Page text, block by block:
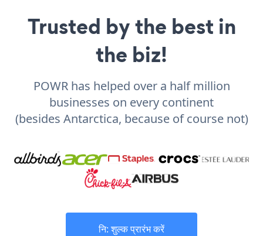
Trusted by the best in
the biz!
POWR has helped over a half million
businesses on every continent
(besides Antarctica, because of course not)
नि: शुल्क प्रारंभ करें